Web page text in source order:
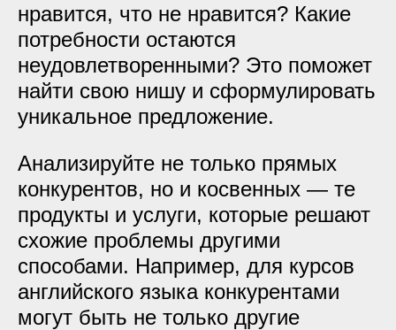
нравится, что не нравится? Какие
потребности остаются
неудовлетворенными? Это поможет
найти свою нишу и сформулировать
уникальное предложение.
Анализируйте не только прямых
конкурентов, но и косвенных — те
продукты и услуги, которые решают
схожие проблемы другими
способами. Например, для курсов
английского языка конкурентами
могут быть не только другие